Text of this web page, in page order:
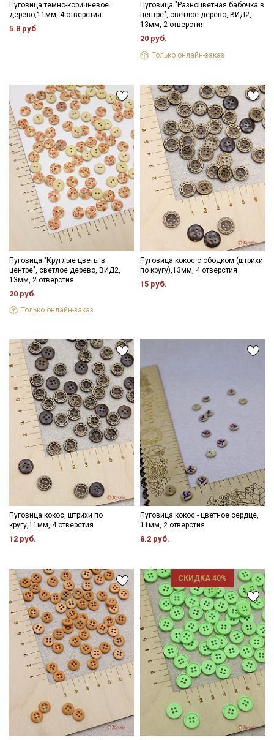
Пуговица темно-коричневое
дерево,11мм, 4 отверстия
5.8 руб.
Пуговица "Разноцветная бабочка в
центре", светлое дерево, ВИД2,
13мм, 2 отверстия
20 руб.
Только онлайн-заказ
Пуговица "Круглые цветы в
центре", светлое дерево, ВИД2,
13мм, 2 отверстия
20 руб.
Только онлайн-заказ
Пуговица кокос с ободком (штрихи
по кругу),13мм, 4 отверстия
15 руб.
Пуговица кокос, штрихи по
кругу,11мм, 4 отверстия
12 руб.
Пуговица кокос - цветное сердце,
11мм, 2 отверстия
8.2 руб.
СКИДКА 40%